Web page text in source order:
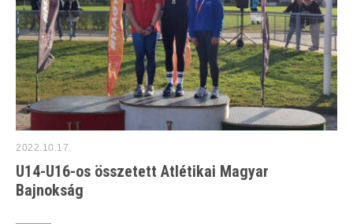
2022.10.17.
U14-U16-os összetett Atlétikai Magyar
Bajnokság